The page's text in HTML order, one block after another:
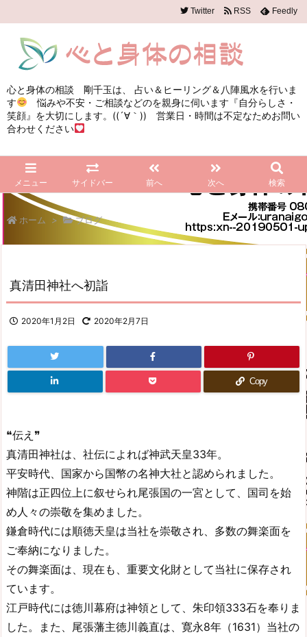
心と身体の相談 剛千玉は、 占い＆ヒーリング＆八陣風水を行いま
す
悩みや不安・ご相談などのを親身に伺います『自分らしさ・
笑顔』を大切にします。((´∀｀)) 営業日・時間は不定なためお問い
合わせください
メニュー サイドバー 前へ 次へ 検索
Twitter RSS Feedly
ホーム > ブログ
真清田神社へ初詣
2020年1月2日 2020年2月7日
Copy
❝伝え❞
真清田神社は、社伝によれば神武天皇33年。
平安時代、国家から国幣の名神大社と認められました。
神階は正四位上に叙せられ尾張国の一宮として、国司を始
め人々の崇敬を集めました。
鎌倉時代には順徳天皇は当社を崇敬され、多数の舞楽面を
ご奉納になりました。
その舞楽面は、現在も、重要文化財として当社に保存され
ています。
江戸時代には徳川幕府は神領として、朱印領333石を奉りま
した。また、尾張藩主徳川義直は、寛永8年（1631）当社の